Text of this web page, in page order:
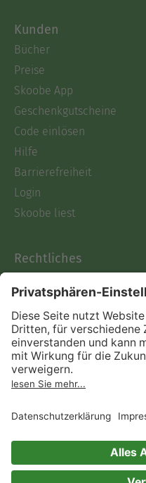
Kunden
Bücher
Preise
Skoobe App
Geschenkgutscheine
Code einlösen
Hilfe
Barrierefreiheit
Login
Skoobe liest
Rechtliches
AGB
Informationen nach Data
Act
Verträge hier kündigen
Impressum
Immer